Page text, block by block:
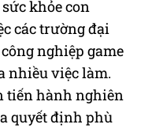
khỏe con
các trường đại
nghiệp game
nhiều việc làm.
tiến hành nghiên
quyết định phù